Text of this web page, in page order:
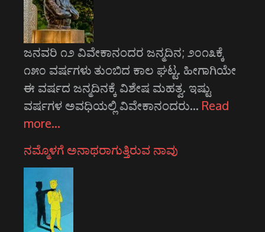
ಜನವರಿ ೧೨ ವಿವೇಕಾನಂದರ ಜನ್ಮದಿನ; ೨೦೧೩ಕ್ಕೆ
೧೫೦ ವರ್ಷಗಳು ತುಂಬಿದ ಕಾಲ ಘಟ್ಟ. ಹೀಗಾಗಿಯೇ
ಈ ವರ್ಷದ ಜನ್ಮದಿನಕ್ಕೆ ವಿಶೇಷ ಮಹತ್ವ. ಇಷ್ಟು
ವರ್ಷಗಳ ಅವಧಿಯಲ್ಲಿ ವಿವೇಕಾನಂದರು… Read
more…
ನಮ್ಮೊಳಗೆ ಅನಾಥರಾಗುತ್ತಿರುವ ನಾವು